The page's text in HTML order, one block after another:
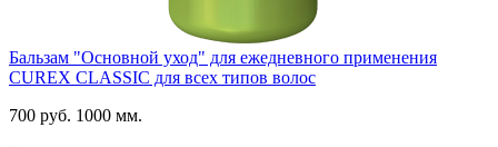
Бальзам "Основной уход" для ежедневного применения
CUREX CLASSIC для всех типов волос
700 руб. 1000 мм.